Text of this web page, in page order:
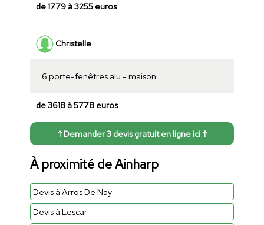
de 1779 à 3255 euros
Christelle
6 porte-fenêtres alu - maison
de 3618 à 5778 euros
↑ Demander 3 devis gratuit en ligne ici ↑
À proximité de Ainharp
Devis à Arros De Nay
Devis à Lescar